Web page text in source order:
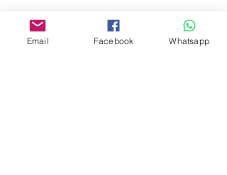
Email Facebook Whatsapp